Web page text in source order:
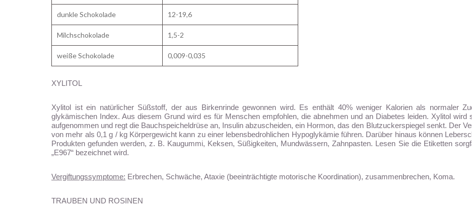
dunkle Schokolade 12-19,6
Milchschokolade 1,5-2
weiße Schokolade 0,009-0,035
XYLITOL
Xylitol ist ein natürlicher Süßstoff, der aus Birkenrinde gewonnen wird. Es enthält 40% weniger Kalorien als normaler
glykämischen Index. Aus diesem Grund wird es für Menschen empfohlen, die abnehmen und an Diabetes leiden. Xylitol
aufgenommen und regt die Bauchspeicheldrüse an, Insulin abzuscheiden, ein Hormon, das den Blutzuckerspiegel senkt. Der
von mehr als 0,1 g / kg Körpergewicht kann zu einer lebensbedrohlichen Hypoglykämie führen. Darüber hinaus können
Produkten gefunden werden, z. B. Kaugummi, Keksen, Süßigkeiten, Mundwässern, Zahnpasten. Lesen Sie die Etiketten
„E967“ bezeichnet wird.
Vergiftungssymptome: Erbrechen, Schwäche, Ataxie (beeinträchtigte motorische Koordination), zusammenbrechen, Koma.
TRAUBEN UND ROSINEN